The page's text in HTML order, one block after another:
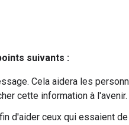
suivants :
Cela aidera les
cette information à l'avenir.
d'aider ceux qui essaient